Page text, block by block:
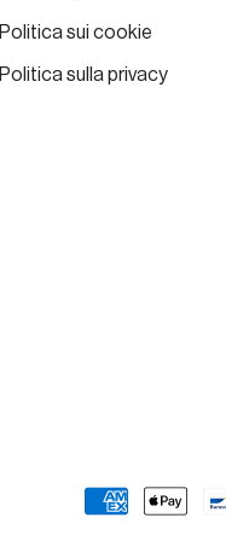
Politica sui cookie
Politica sulla privacy